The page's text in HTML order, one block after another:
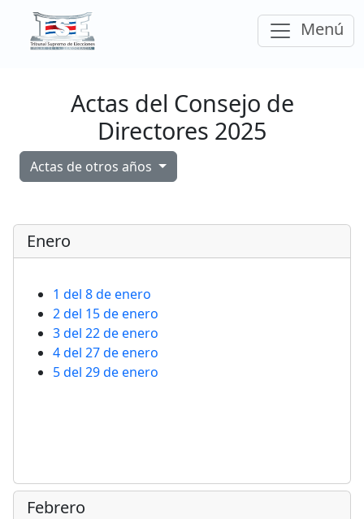
Ir a la página principal del Tribunal
el
Menú
Actas del Consejo de
Directores 2025
Actas de otros años
Enero
1 del 8 de enero
2 del 15 de enero
3 del 22 de enero
4 del 27 de enero
5 del 29 de enero
Febrero